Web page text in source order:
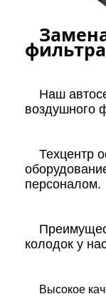
Наш
воздушного
Техцентр
персоналом.
колодок у
Высокое